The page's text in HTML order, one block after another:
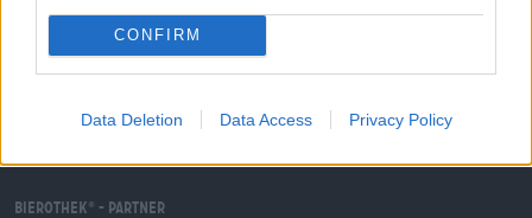
CONFIRM
Data Deletion Data Access Privacy Policy
Wir helfen Ihnen
Bierseminare
/ International
Bierothek - Partner